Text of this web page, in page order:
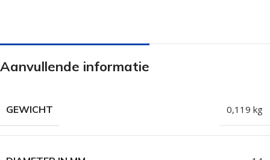
Aanvullende informatie
GEWICHT 0,119 kg